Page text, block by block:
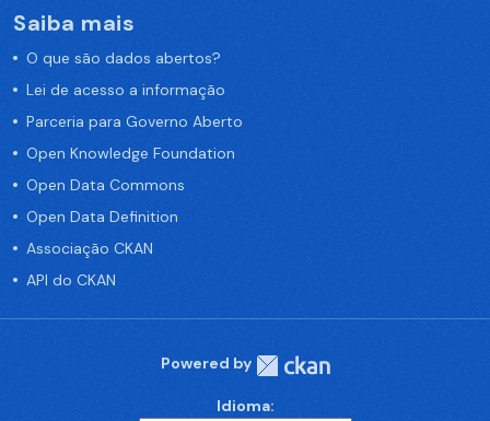
Saiba mais
O que são dados abertos?
Lei de acesso a informação
Parceria para Governo Aberto
Open Knowledge Foundation
Open Data Commons
Open Data Definition
Associação CKAN
API do CKAN
Powered by
Idioma